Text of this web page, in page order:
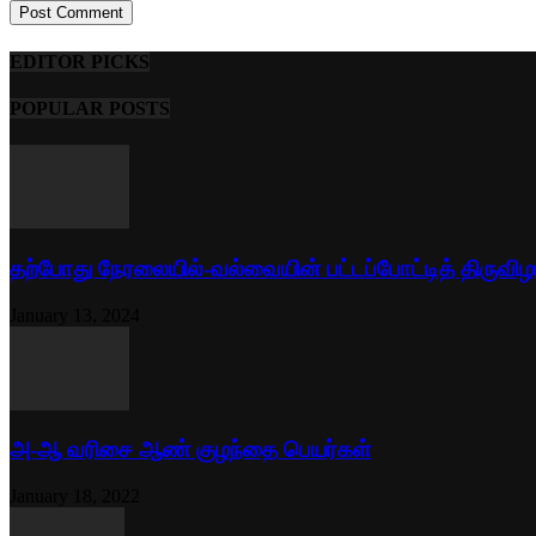
EDITOR PICKS
POPULAR POSTS
தற்போது நேரலையில்-வல்வையின் பட்டப்போட்டித்
அ-ஆ வரிசை ஆண் குழந்தை பெயர்கள்